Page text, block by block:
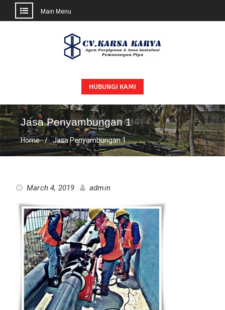
Main Menu
HUBUNGI KAMI
Jasa Penyambungan 1
Home Jasa Penyambungan 1
March 4, 2019 admin